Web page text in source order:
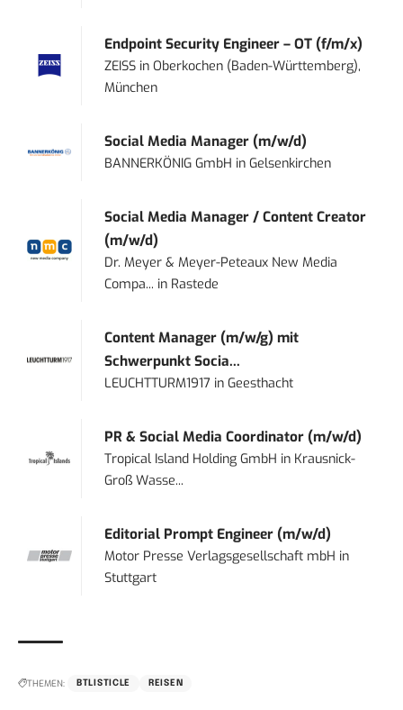
Endpoint Security Engineer – OT (f/m/x)
ZEISS inOberkochen (Baden-Württemberg),
München
Social Media Manager (m/w/d)
BANNERKÖNIG GmbH inGelsenkirchen
Social Media Manager / Content Creator
(m/w/d)
Dr. Meyer & Meyer-Peteaux New Media
Compa... in Rastede
Content Manager (m/w/g) mit
Schwerpunkt Socia...
LEUCHTTURM1917 inGeesthacht
PR & Social Media Coordinator (m/w/d)
Tropical Island Holding GmbH in Krausnick-
Groß Wasse...
Editorial Prompt Engineer (m/w/d)
Motor Presse Verlagsgesellschaft mbH in
Stuttgart
THEMEN: BTLISTICLE REISEN